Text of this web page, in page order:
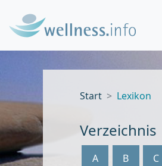
Start Lexikon
Verzeichnis
A B C